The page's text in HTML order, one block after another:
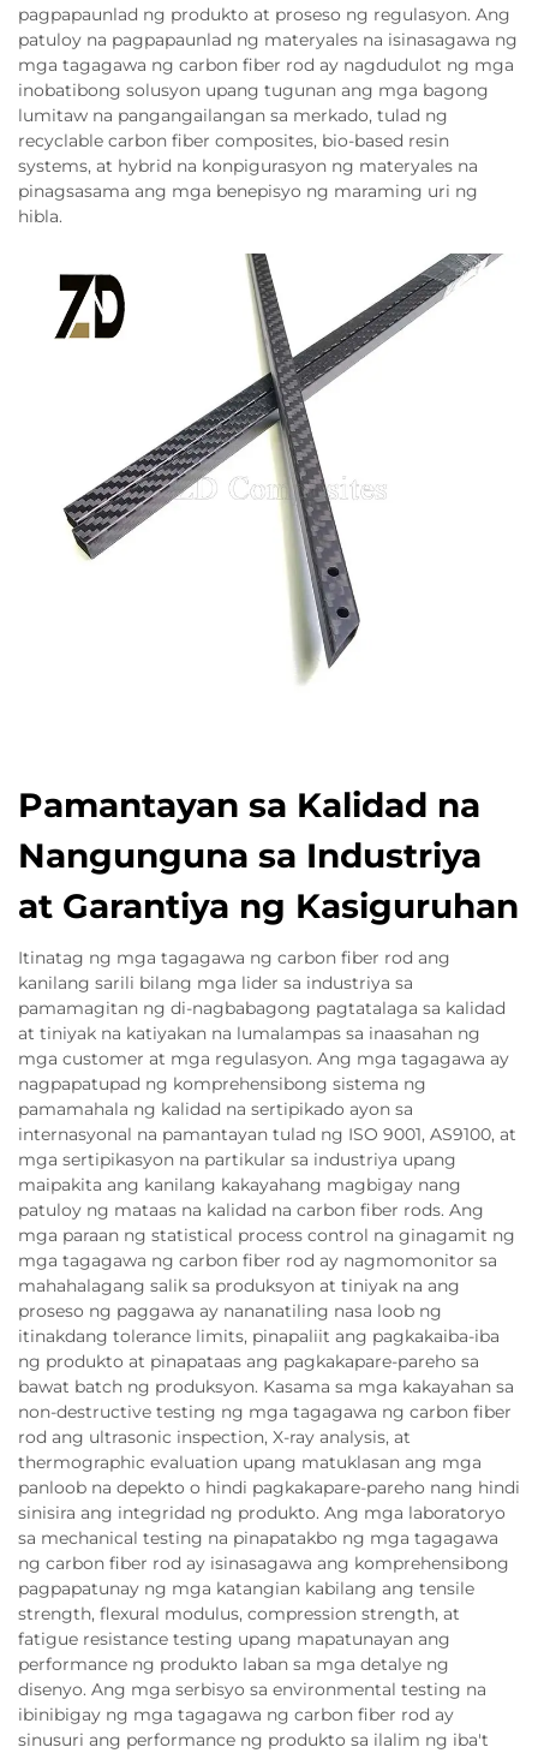
pagpapaunlad ng produkto at proseso ng regulasyon. Ang
patuloy na pagpapaunlad ng materyales na isinasagawa ng
mga tagagawa ng carbon fiber rod ay nagdudulot ng mga
inobatibong solusyon upang tugunan ang mga bagong
lumitaw na pangangailangan sa merkado, tulad ng
recyclable carbon fiber composites, bio-based resin
systems, at hybrid na konpigurasyon ng materyales na
pinagsasama ang mga benepisyo ng maraming uri ng
hibla.
Pamantayan sa Kalidad na
Nangunguna sa Industriya
at Garantiya ng Kasiguruhan
Itinatag ng mga tagagawa ng carbon fiber rod ang
kanilang sarili bilang mga lider sa industriya sa
pamamagitan ng di-nagbabagong pagtatalaga sa kalidad
at tiniyak na katiyakan na lumalampas sa inaasahan ng
mga customer at mga regulasyon. Ang mga tagagawa ay
nagpapatupad ng komprehensibong sistema ng
pamamahala ng kalidad na sertipikado ayon sa
internasyonal na pamantayan tulad ng ISO 9001, AS9100, at
mga sertipikasyon na partikular sa industriya upang
maipakita ang kanilang kakayahang magbigay nang
patuloy ng mataas na kalidad na carbon fiber rods. Ang
mga paraan ng statistical process control na ginagamit ng
mga tagagawa ng carbon fiber rod ay nagmomonitor sa
mahahalagang salik sa produksyon at tiniyak na ang
proseso ng paggawa ay nananatiling nasa loob ng
itinakdang tolerance limits, pinapaliit ang pagkakaiba-iba
ng produkto at pinapataas ang pagkakapare-pareho sa
bawat batch ng produksyon. Kasama sa mga kakayahan sa
non-destructive testing ng mga tagagawa ng carbon fiber
rod ang ultrasonic inspection, X-ray analysis, at
thermographic evaluation upang matuklasan ang mga
panloob na depekto o hindi pagkakapare-pareho nang hindi
sinisira ang integridad ng produkto. Ang mga laboratoryo
sa mechanical testing na pinapatakbo ng mga tagagawa
ng carbon fiber rod ay isinasagawa ang komprehensibong
pagpapatunay ng mga katangian kabilang ang tensile
strength, flexural modulus, compression strength, at
fatigue resistance testing upang mapatunayan ang
performance ng produkto laban sa mga detalye ng
disenyo. Ang mga serbisyo sa environmental testing na
ibinibigay ng mga tagagawa ng carbon fiber rod ay
sinusuri ang performance ng produkto sa ilalim ng iba't